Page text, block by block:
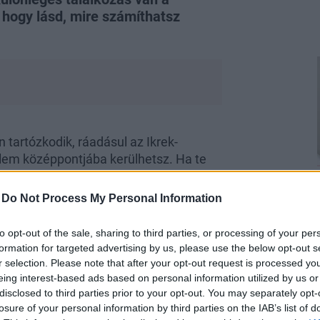
Do Not Process My Personal Information
opt-out of the sale, sharing to third parties, or processing of your
for targeted advertising by us, please use the below opt-out
selection. Please note that after your opt-out request is processed
interest-based ads based on personal information utilized by us
to third parties prior to your opt-out. You may separately
of your personal information by third parties on the IAB’s list of
lásd, mire számíthatsz
tartózkodik, ráadásul az Ikrek-
középpontjába kerülhetsz. Ha te
most még azt is elnézi, ha laza és
művészi hajlamokkal, bátran
a reprezentálásnak és a
szerelmes üzenetek, bókok
a Hold jegyet vált, átlép a Szűzbe,
a testmozgás és az
hogy teremts ma alkalmat a